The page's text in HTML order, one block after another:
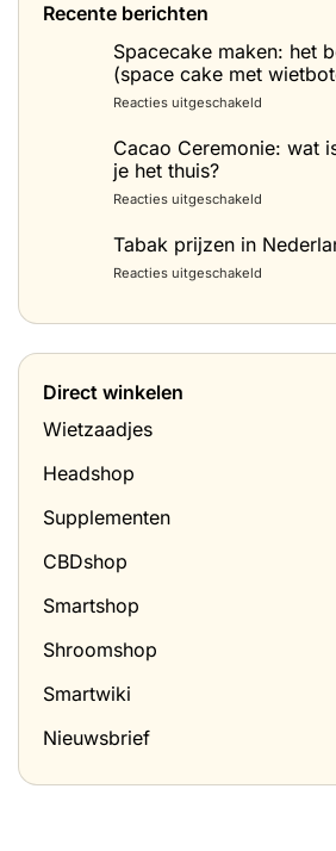
Recente berichten
Spacecake maken: het
(space cake met
Reacties uitgeschakeld
maken:
cake
Cacao Ceremonie: wat
je het thuis?
Reacties uitgeschakeld
Ceremonie:
en
Tabak prijzen in
Reacties uitgeschakeld
Nederland
Direct winkelen
Wietzaadjes
Headshop
Supplementen
CBDshop
Smartshop
Shroomshop
Smartwiki
Nieuwsbrief